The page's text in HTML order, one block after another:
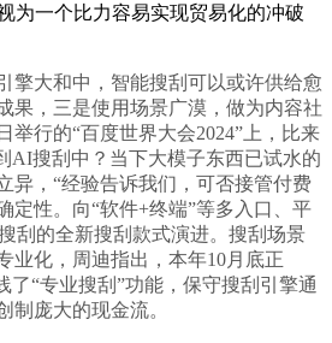
为一个比力容易实现贸易化的冲破
大和中，智能搜刮可以或许供给愈
果，三是使用场景广漠，做为内容社
举行的“百度世界大会2024”上，比来
AI搜刮中？当下大模子东西已试水的
异，“经验告诉我们，可否接管付费
定性。向“软件+终端”等多入口、平
刮的全新搜刮款式演进。搜刮场景
业化，周迪指出，本年10月底正
了“专业搜刮”功能，保守搜刮引擎通
制庞大的现金流。